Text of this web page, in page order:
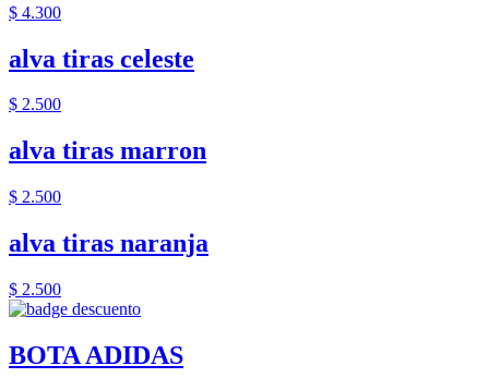
$ 4.300
alva tiras celeste
$ 2.500
alva tiras marron
$ 2.500
alva tiras naranja
$ 2.500
BOTA ADIDAS